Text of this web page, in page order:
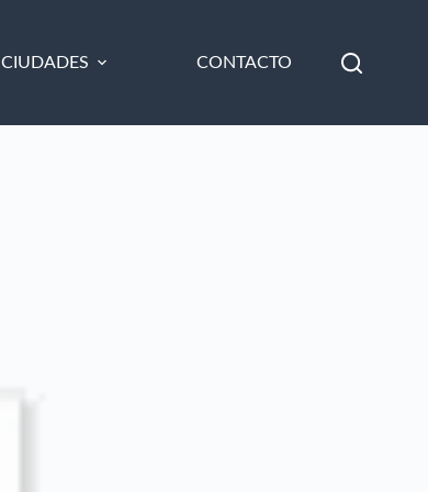
CIUDADES CONTACTO